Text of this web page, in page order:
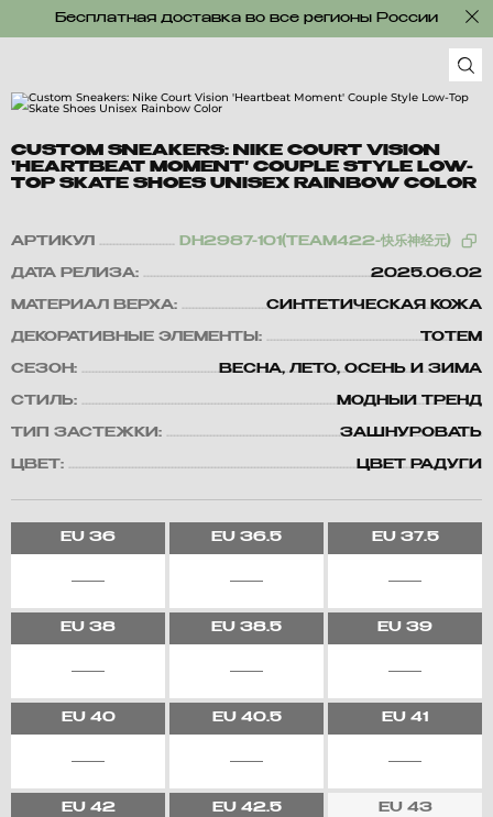
Бесплатная доставка во все регионы России
CUSTOM SNEAKERS: NIKE COURT VISION
'HEARTBEAT MOMENT' COUPLE STYLE LOW-
TOP SKATE SHOES UNISEX RAINBOW COLOR
АРТИКУЛ DH2987-101(TEAM422-快乐神经元)
ДАТА РЕЛИЗА: 2025.06.02
МАТЕРИАЛ ВЕРХА: СИНТЕТИЧЕСКАЯ КОЖА
ДЕКОРАТИВНЫЕ ЭЛЕМЕНТЫ: ТОТЕМ
СЕЗОН: ВЕСНА, ЛЕТО, ОСЕНЬ И ЗИМА
СТИЛЬ: МОДНЫЙ ТРЕНД
ТИП ЗАСТЕЖКИ: ЗАШНУРОВАТЬ
ЦВЕТ: ЦВЕТ РАДУГИ
EU 36 EU 36.5 EU37.5
EU 38 EU 38.5 EU 39
EU40 EU40.5 EU 41
EU42 EU42.5 EU43